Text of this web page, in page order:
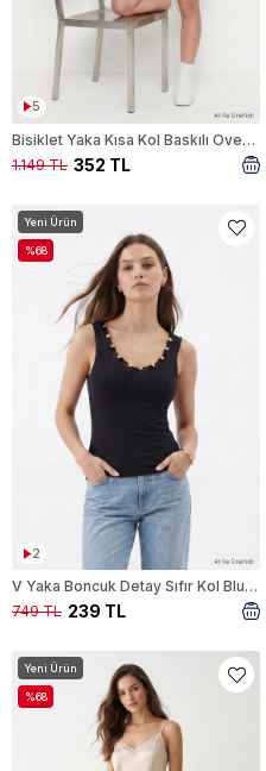
5
Bisiklet Yaka Kısa Kol Baskılı Oversize Tişört 8458 Gri Melanj
352 TL
1.149 TL
2
V Yaka Boncuk Detay Sıfır Kol Bluz 8583A Siyah
239 TL
749 TL
Yeni Ürün
%68
Yeni Ürün
%68